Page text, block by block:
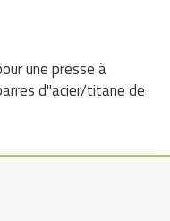
une presse à
d"acier/titane de